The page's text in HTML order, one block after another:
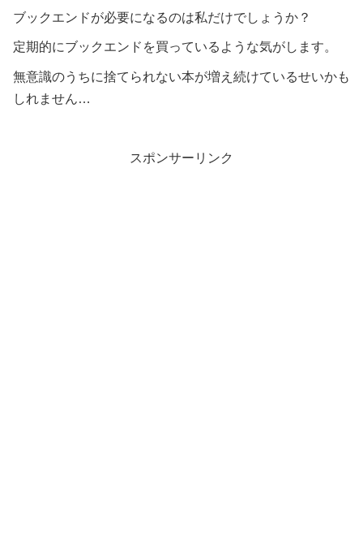
ブックエンドが必要になるのは私だけでしょうか？
定期的にブックエンドを買っているような気がします。
無意識のうちに捨てられない本が増え続けているせいかも
しれません…
スポンサーリンク